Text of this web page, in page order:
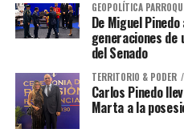
GEOPOLÍTICA
De Miguel
generaciones de
del Senado
TERRITORIO & PODER
Carlos Pinedo
Marta a la